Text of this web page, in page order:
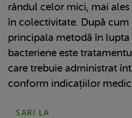
rândul celor mici, mai
în colectivitate. După cum
principala metodă în
bacteriene este
care trebuie administrat
conform indicațiilor
SARI LA